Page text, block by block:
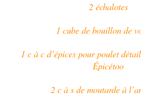
2 échalotes
1 cube de bouillon de
1 c à c d’épices pour poulet
Épicétoo
2 c à s de moutarde à